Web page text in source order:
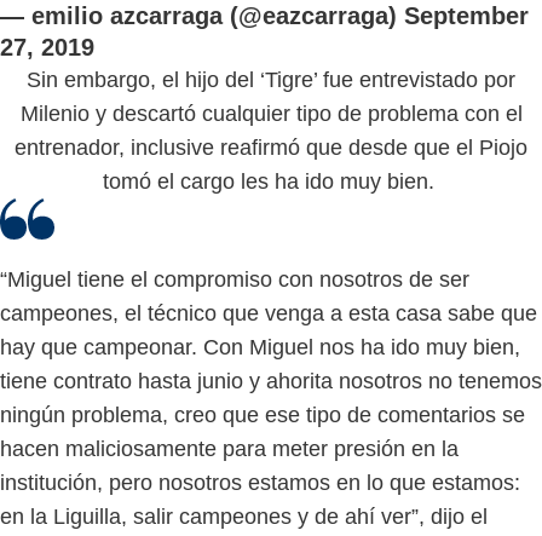
— emilio azcarraga (@eazcarraga) September
27, 2019
Sin embargo, el hijo del ‘Tigre’ fue entrevistado por
Milenio y descartó cualquier tipo de problema con el
entrenador, inclusive reafirmó que desde que el Piojo
tomó el cargo les ha ido muy bien.
“Miguel tiene el compromiso con nosotros de ser
campeones, el técnico que venga a esta casa sabe que
hay que campeonar. Con Miguel nos ha ido muy bien,
tiene contrato hasta junio y ahorita nosotros no tenemos
ningún problema, creo que ese tipo de comentarios se
hacen maliciosamente para meter presión en la
institución, pero nosotros estamos en lo que estamos:
en la Liguilla, salir campeones y de ahí ver”, dijo el